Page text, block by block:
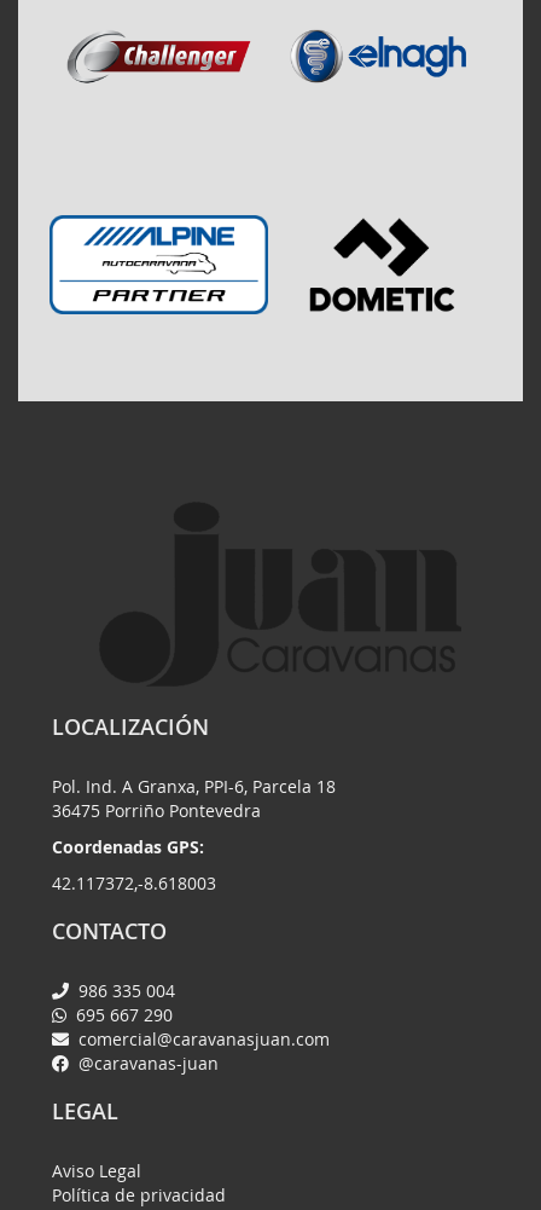
LOCALIZACIÓN
Pol. Ind. A Granxa, PPI-6, Parcela 18
36475 Porriño Pontevedra
Coordenadas GPS:
42.117372,-8.618003
CONTACTO
986 335 004
695 667 290
comercial@caravanasjuan.com
@caravanas-juan
LEGAL
Aviso Legal
Política de privacidad